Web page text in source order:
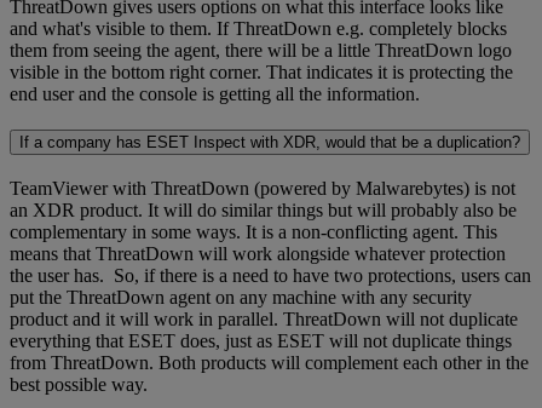
ThreatDown gives users options on what this interface looks like
and what's visible to them. If ThreatDown e.g. completely blocks
them from seeing the agent, there will be a little ThreatDown logo
visible in the bottom right corner. That indicates it is protecting the
end user and the console is getting all the information.
If a company has ESET Inspect with XDR, would that be a duplication?
TeamViewer with ThreatDown (powered by Malwarebytes) is not
an XDR product. It will do similar things but will probably also be
complementary in some ways. It is a non-conflicting agent. This
means that ThreatDown will work alongside whatever protection
the user has. So, if there is a need to have two protections, users can
put the ThreatDown agent on any machine with any security
product and it will work in parallel. ThreatDown will not duplicate
everything that ESET does, just as ESET will not duplicate things
from ThreatDown. Both products will complement each other in the
best possible way.